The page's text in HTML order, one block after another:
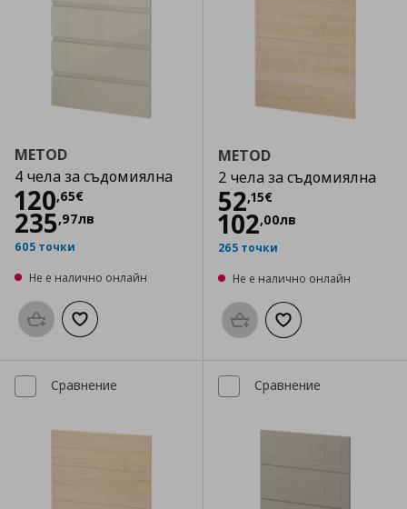
METOD
4 чела за съдомиялна
120,65€
Цена
235,97лв
605 точки
Не е налично онлайн
Προσθήκη στο καλάθι
Добави към списъка с любими
METOD
2 чела за съдомиялна
52,15€
Цена
102,00лв
265 точки
Не е налично онлайн
Προσθήκη στο καλάθι
Добави към
Сравнение Сравнение